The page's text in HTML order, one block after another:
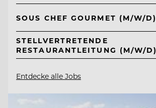
SOUS CHEF GOURMET (M/W/D)
STELLVERTRETENDE
RESTAURANTLEITUNG (M/W/D)
Entdecke alle Jobs